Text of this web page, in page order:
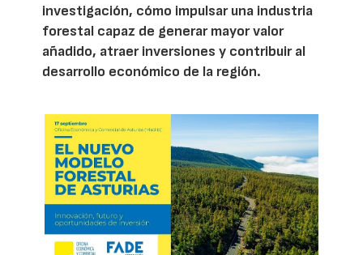
investigación, cómo impulsar una industria
forestal capaz de generar mayor valor
añadido, atraer inversiones y contribuir al
desarrollo económico de la región.